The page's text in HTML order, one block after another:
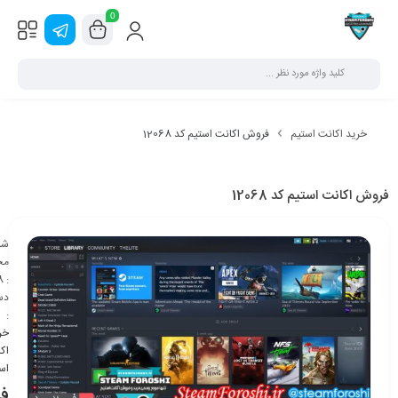
0
خرید اکانت استیم فروش اکانت استیم کد 12068
فروش اکانت استیم کد 12068
:
: